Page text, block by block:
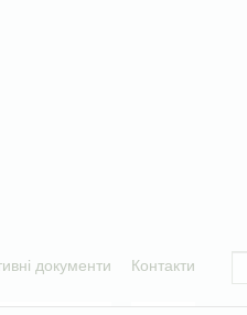
документи Контакти